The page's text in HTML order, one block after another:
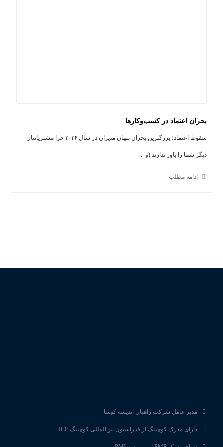
بحران اعتماد در کسب‌وکارها
سقوط اعتماد؛ بزرگترین بحران پنهان مدیران در سال ۲۰۲۶ چرا مشتریانتان
دیگر شما را باور ندارند (و ...
ادامه مطلب
مدیر عامل شرکت راهیان اندیشه کوشا
دارای مدرک کوچینگ از فدراسیون بین‌المللی کوچینگ ICF